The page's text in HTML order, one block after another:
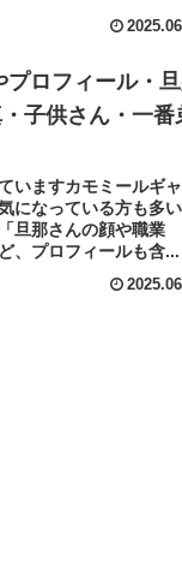
プロフィール・
子供さん・一番
いますカモミールギ
になっている方も多
旦那さんの顔や職業
、プロフィールも含...